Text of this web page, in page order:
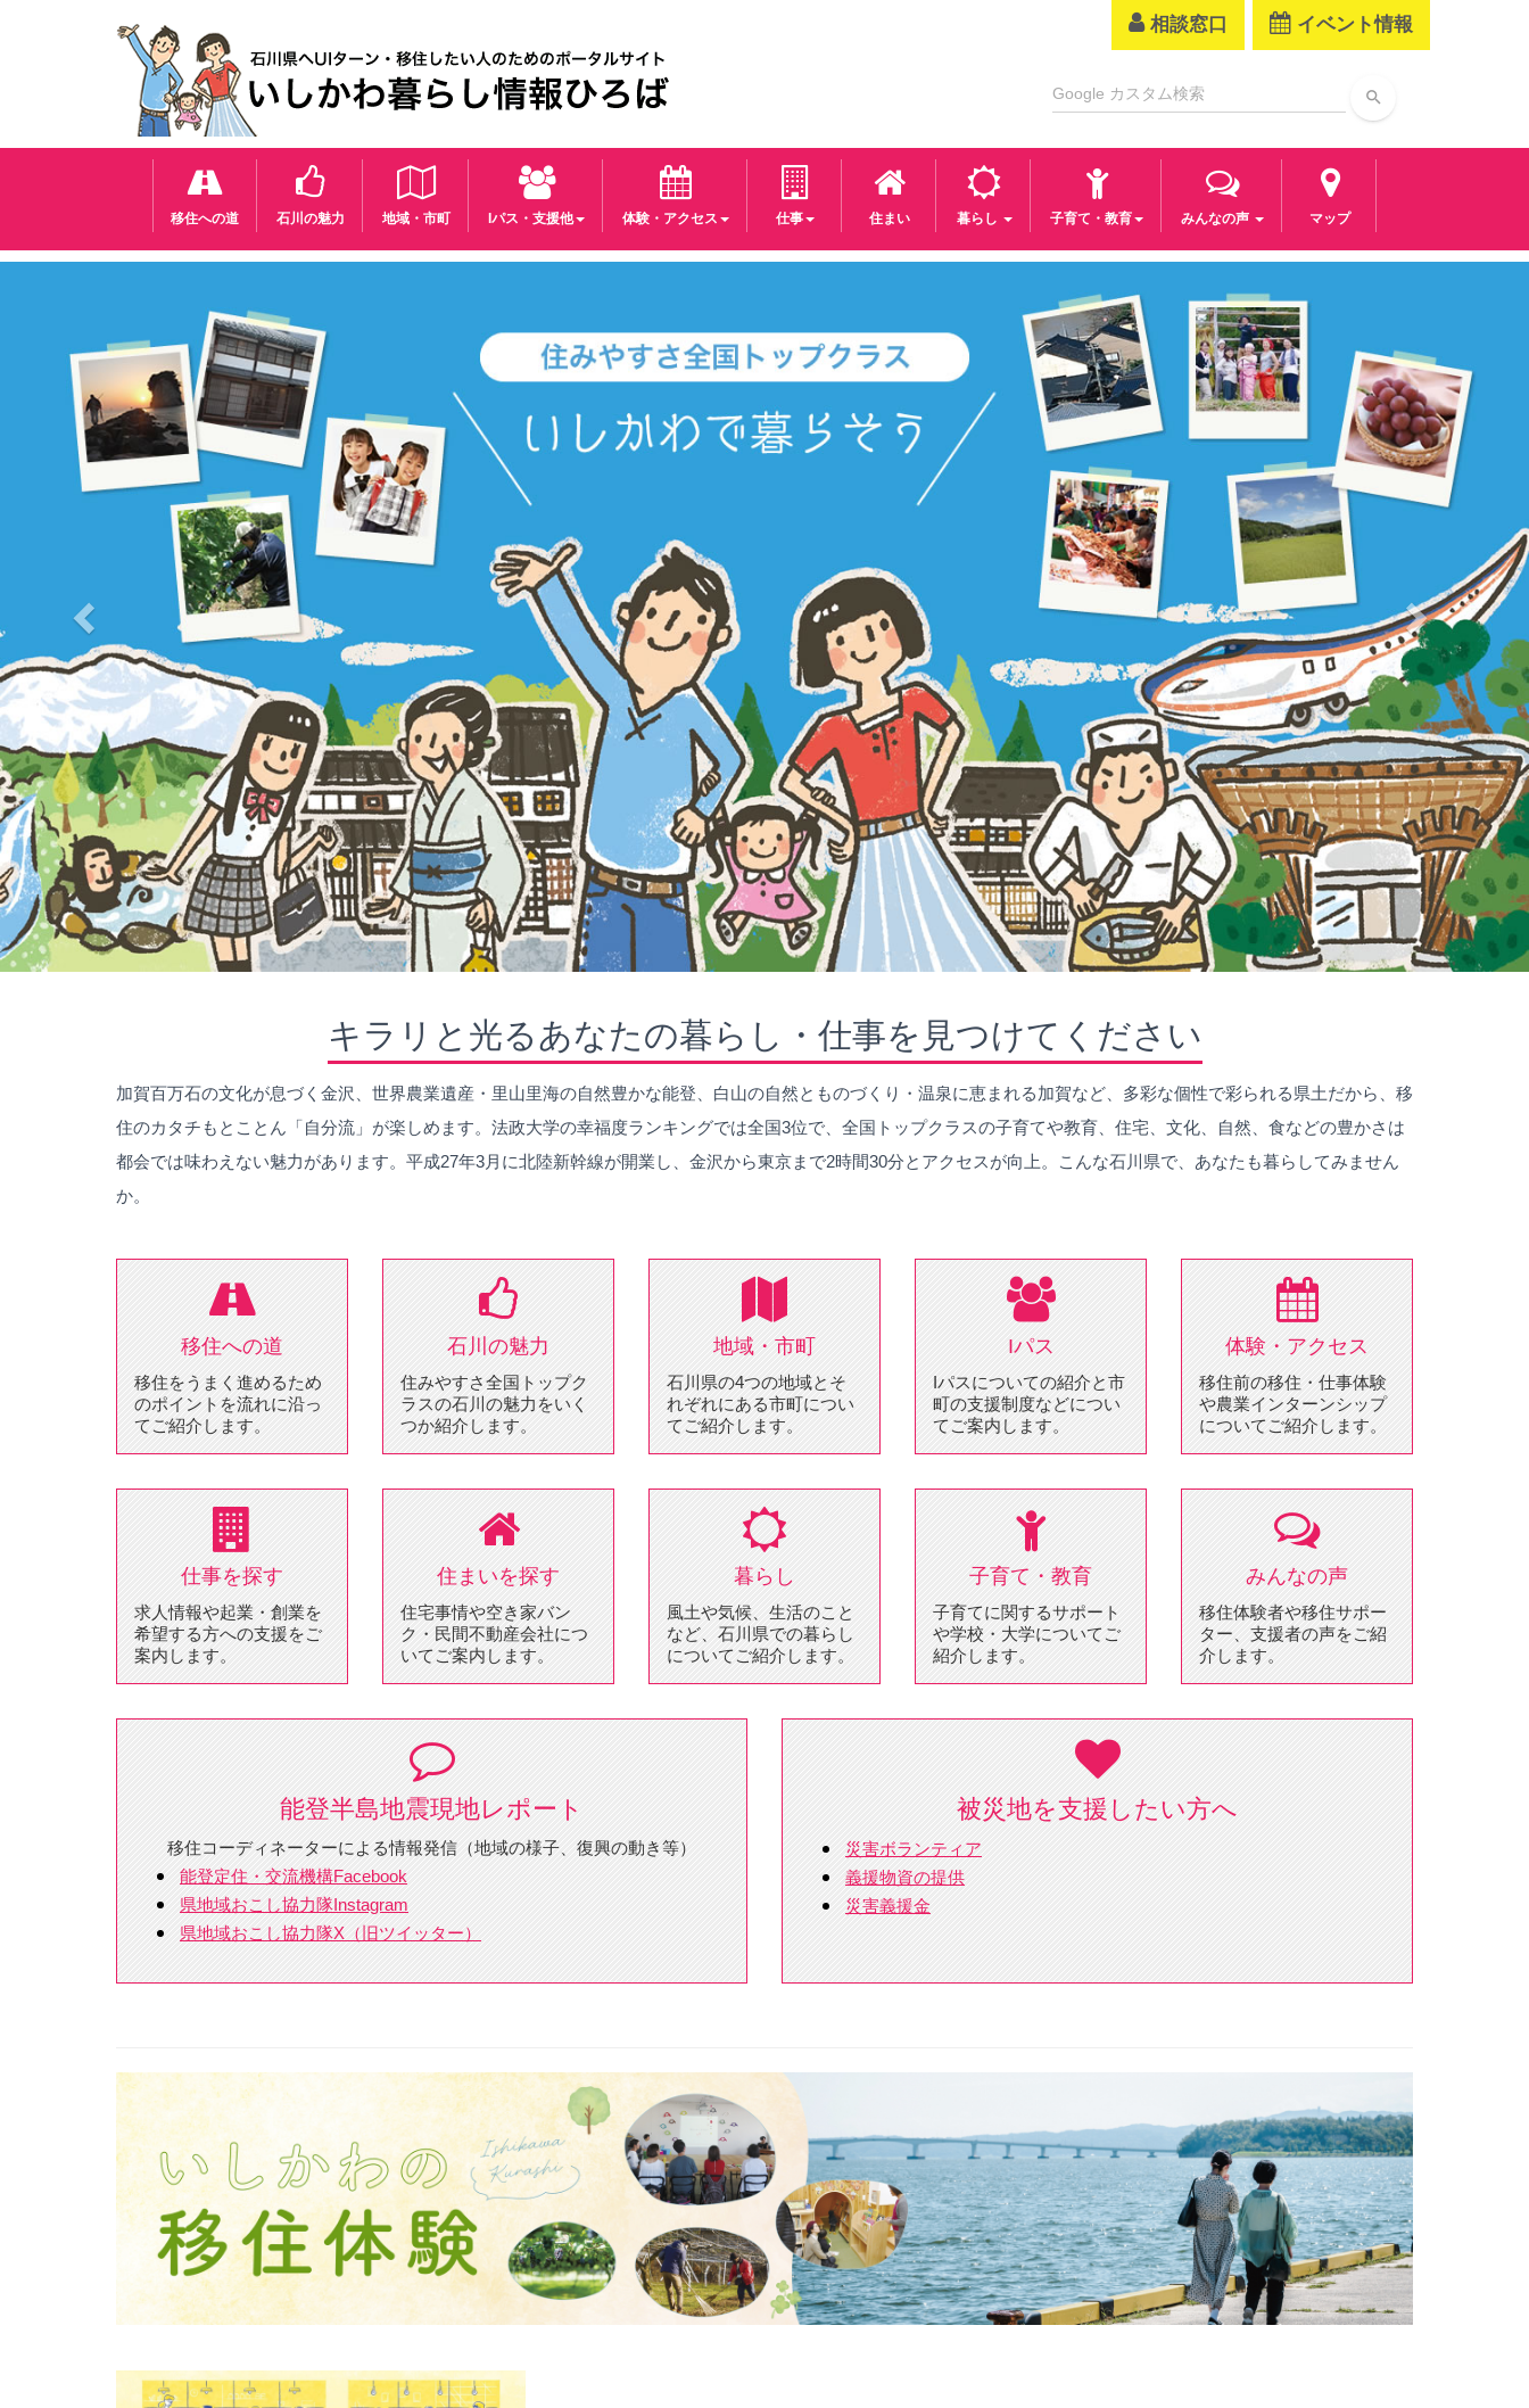
相談窓口 イベント情報
search
移住への道 石川の魅力 地域・市町 Iパス・支援他 体験・アクセス 仕事 住まい 暮らし 子育て・教育 みんなの声 マップ
キラリと光るあなたの暮らし・仕事を見つけてください
加賀百万石の文化が息づく金沢、世界農業遺産・里山里海の自然豊かな能登、白山の自然とものづくり・温泉に恵まれる加賀など、多彩な個性で彩られる県土だから、移
住のカタチもとことん「自分流」が楽しめます。法政大学の幸福度ランキングでは全国3位で、全国トップクラスの子育てや教育、住宅、文化、自然、食などの豊かさは
都会では味わえない魅力があります。平成27年3月に北陸新幹線が開業し、金沢から東京まで2時間30分とアクセスが向上。こんな石川県で、あなたも暮らしてみません
か。
移住への道
移住をうまく進めるため
のポイントを流れに沿っ
てご紹介します。
石川の魅力
住みやすさ全国トップク
ラスの石川の魅力をいく
つか紹介します。
地域・市町
石川県の4つの地域とそ
れぞれにある市町につい
てご紹介します。
Iパス
Iパスについての紹介と市
町の支援制度などについ
てご案内します。
体験・アクセス
移住前の移住・仕事体験
や農業インターンシップ
についてご紹介します。
仕事を探す
求人情報や起業・創業を
希望する方への支援をご
案内します。
住まいを探す
住宅事情や空き家バン
ク・民間不動産会社につ
いてご案内します。
暮らし
風土や気候、生活のこと
など、石川県での暮らし
についてご紹介します。
子育て・教育
子育てに関するサポート
や学校・大学についてご
紹介します。
みんなの声
移住体験者や移住サポー
ター、支援者の声をご紹
介します。
能登半島地震現地レポート
移住コーディネーターによる情報発信（地域の様子、復興の動き等）
能登定住・交流機構Facebook
県地域おこし協力隊Instagram
県地域おこし協力隊X（旧ツイッター）
被災地を支援したい方へ
災害ボランティア
義援物資の提供
災害義援金